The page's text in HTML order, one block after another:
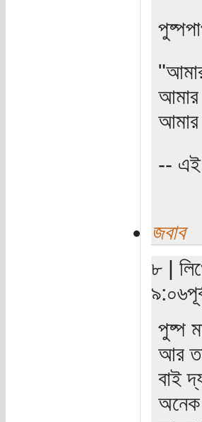
আমার
-- এই
জবাব
৮ |
পুষ্প
আর
বাই
অনেক